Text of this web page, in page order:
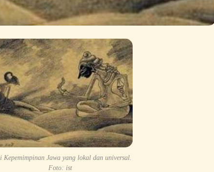
Kepemimpinan Jawa yang lokal dan universal.
Foto: ist